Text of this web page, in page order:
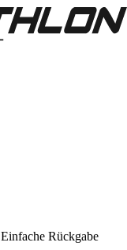
Einfache Rückgabe